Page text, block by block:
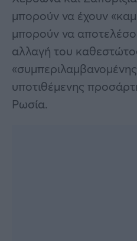
μπορούν να έχουν
μπορούν να
αλλαγή του
υποτιθέμενης
Ρωσία.